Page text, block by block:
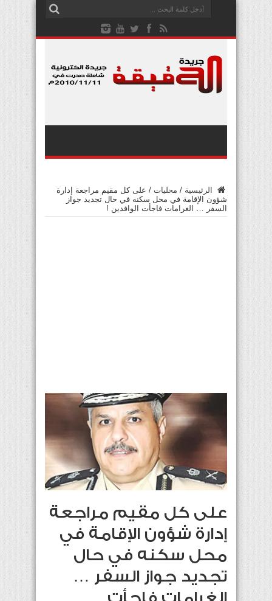
الرئيسية / محليات / على كل مقيم مراجعة إدارة
شؤون الإقامة في محل سكنه في حال تجديد جواز
السفر … الغرامات فاجأت الوافدين !
على كل مقيم مراجعة
إدارة شؤون الإقامة في
محل سكنه في حال
تجديد جواز السفر …